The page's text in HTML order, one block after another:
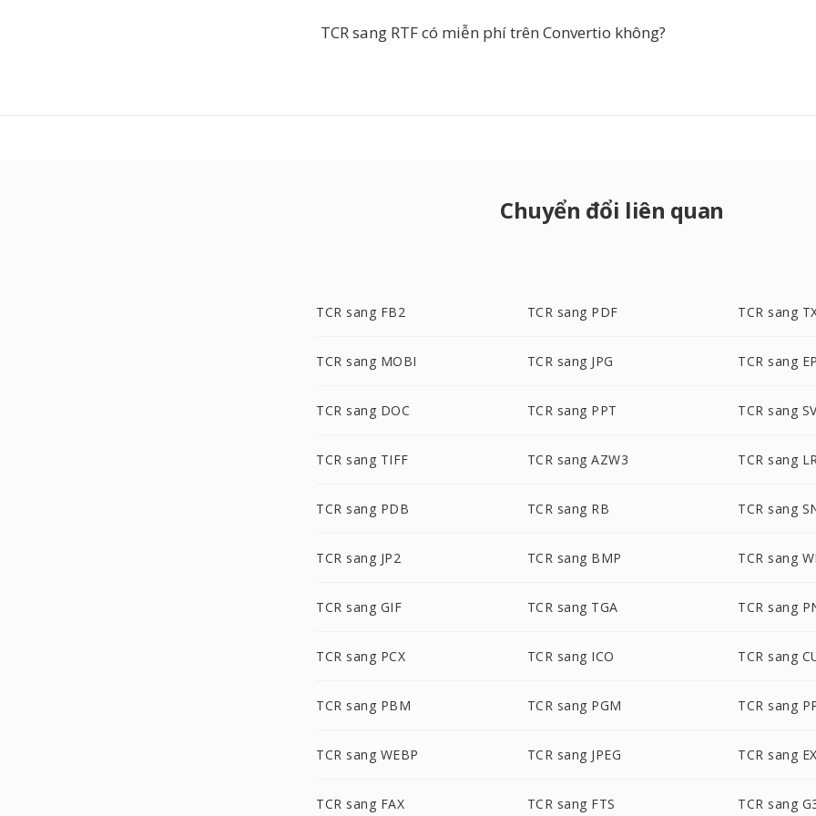
TCR sang RTF có miễn phí trên Convertio không?
Chuyển đổi liên quan
TCR sang FB2 TCR sang PDF TCR sang
TCR sang MOBI TCR sang JPG TCR sang
TCR sang DOC TCR sang PPT TCR sang
TCR sang TIFF TCR sang AZW3 TCR sang
TCR sang PDB TCR sang RB TCR sang
TCR sang JP2 TCR sang BMP TCR sang
TCR sang GIF TCR sang TGA TCR sang
TCR sang PCX TCR sang ICO TCR sang
TCR sang PBM TCR sang PGM TCR sang
TCR sang WEBP TCR sang JPEG TCR sang
TCR sang FAX TCR sang FTS TCR sang